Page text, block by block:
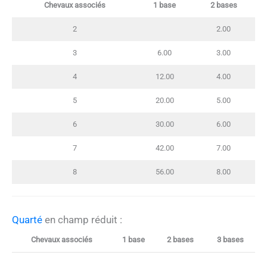
Chevaux associés 1 base 2 bases
2 2.00
3 6.00 3.00
4 12.00 4.00
5 20.00 5.00
6 30.00 6.00
7 42.00 7.00
8 56.00 8.00
Quarté en champ réduit :
Chevaux associés 1 base 2 bases 3 bases